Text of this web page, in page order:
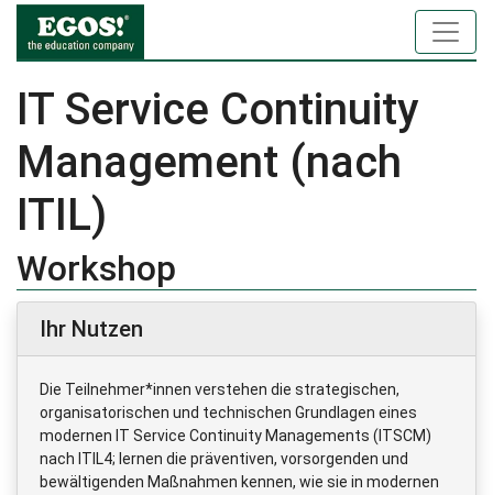
IT Service Continuity
Management (nach
ITIL)
Workshop
Ihr Nutzen
Die Teilnehmer*innen verstehen die strategischen,
organisatorischen und technischen Grundlagen eines
modernen IT Service Continuity Managements (ITSCM)
nach ITIL4; lernen die präventiven, vorsorgenden und
bewältigenden Maßnahmen kennen, wie sie in modernen